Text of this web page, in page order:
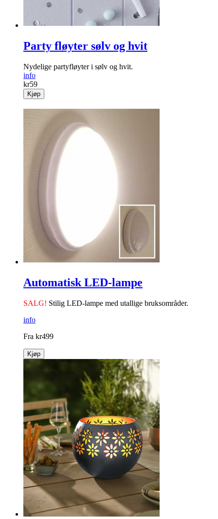
Party fløyter sølv og hvit
Nydelige partyfløyter i sølv og hvit.
info
kr59
Kjøp
Automatisk LED-lampe
SALG! Stilig LED-lampe med utallige bruksområder.
info
Fra kr499
Kjøp